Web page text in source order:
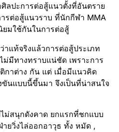
ลปะการต่อสู้แนวตั้งที่อันตราย
รต่อสู้แนวราบ ที่นักกีฬา MMA
ยมใช้กันในการต่อสู้
แท้จริงแล้วการต่อสู้ประเภท
มีทางทราบแน่ชัด เพราะการ
กาต่าง กัน แต่ เมื่อมีแนวคิด
นแบบนี้ขึ้นมา จึงเป็นที่น่าสนใจ
ม่สนุกดังคาด ยกแรกที่ชกแบบ
ายวิ่งไล่ออกอาวุธ ทั้ง หมัด ,